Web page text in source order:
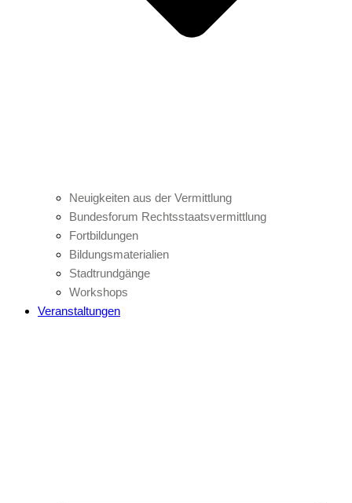
Neuigkeiten aus der Vermittlung
Bundesforum Rechtsstaatsvermittlung
Fortbildungen
Bildungsmaterialien
Stadtrundgänge
Workshops
Veranstaltungen